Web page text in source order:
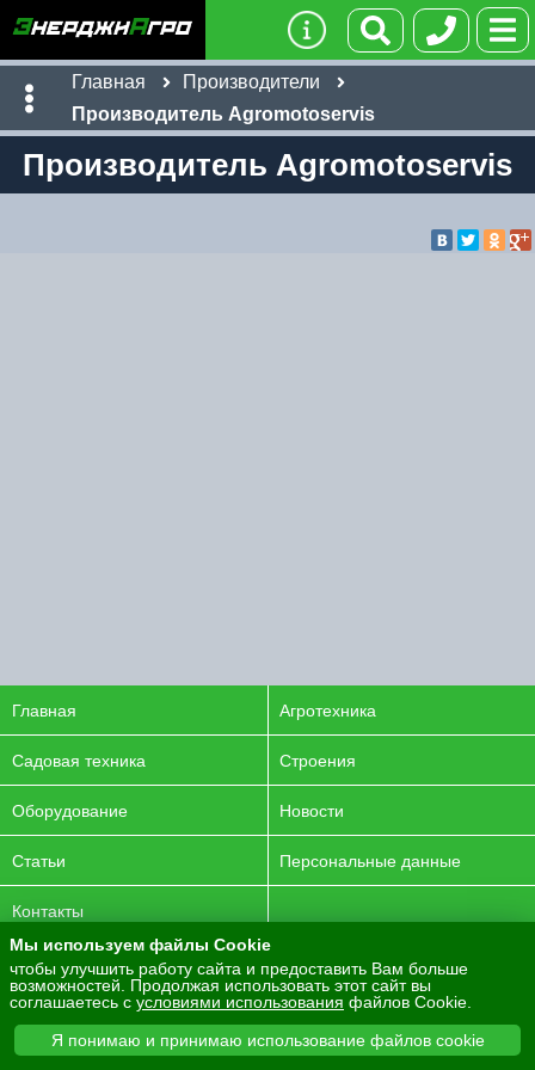
Главная
Производители
Производитель Agromotoservis
Производитель Agromotoservis
Главная Агротехника
Садовая техника Строения
Оборудование Новости
Статьи Персональные данные
Контакты
© 2016-2026 ENERGYAGRO Все права защищены.
Разработка сайта - PurpleLabs
Вся представленная на сайте информация носит
информационный характер и не является публичной офертой.
Мы используем файлы Cookie
чтобы улучшить работу сайта и предоставить Вам больше
возможностей. Продолжая использовать этот сайт вы
соглашаетесь с условиями использования файлов Cookie.
Я понимаю и принимаю использование файлов cookie